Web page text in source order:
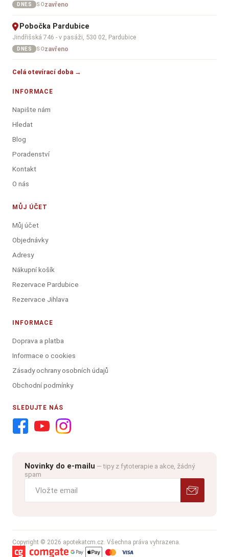
DNES SOzavřeno
Pobočka Pardubice
Jindřišská 746 - v pasáži, 530 02, Pardubice
DNES SOzavřeno
Celá otevírací doba →
INFORMACE
Napište nám
Hledat
Blog
Poradenství
Kontakt
O nás
MŮJ ÚČET
Můj účet
Objednávky
Adresy
Nákupní košík
Rezervace Pardubice
Rezervace Jihlava
INFORMACE
Doprava a platba
Informace o cookies
Zásady ochrany osobních údajů
Obchodní podmínky
SLEDUJTE NÁS
Novinky do e-mailu — tipy z fytoterapie a akce, žádný
spam
Copyright © 2026 apotekatcm.cz. Všechna práva vyhrazena.